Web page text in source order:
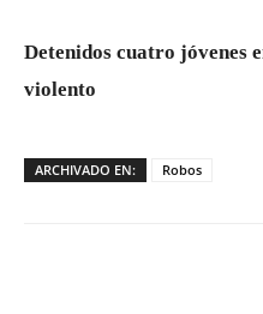
Detenidos cuatro jóvenes
violento
ARCHIVADO EN: Robos